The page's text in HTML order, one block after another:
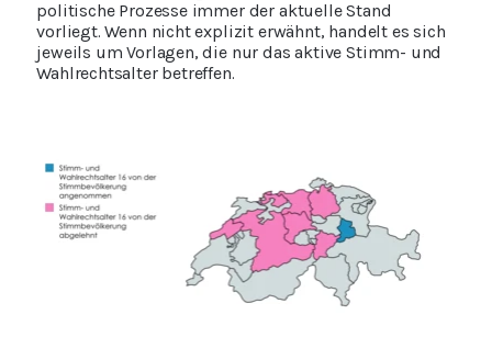
politische Prozesse immer der aktuelle Stand
vorliegt. Wenn nicht explizit erwähnt, handelt es sich
jeweils um Vorlagen, die nur das aktive Stimm- und
Wahlrechtsalter betreffen.